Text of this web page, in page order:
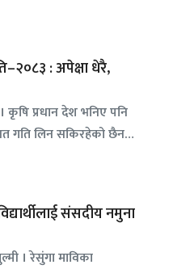
: अपेक्षा धेरै,
कृषि प्रधान देश भनिए पनि
गति लिन सकिरहेको छैन…
संसदीय नमुना
। रेसुंगा माविका